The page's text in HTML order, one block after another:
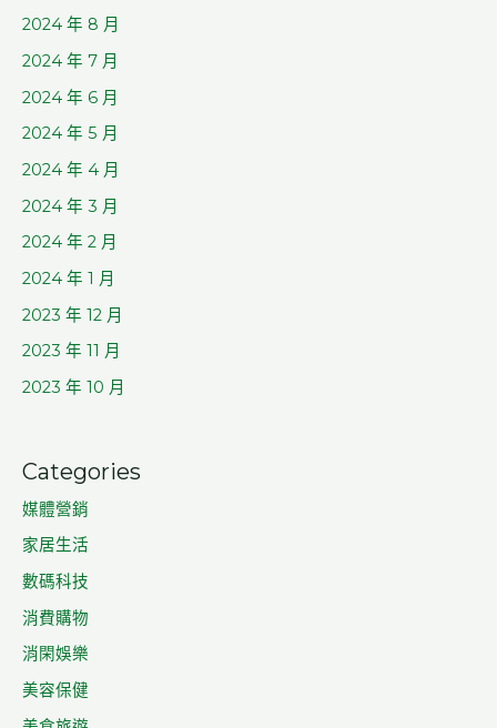
2024 年 8 月
2024 年 7 月
2024 年 6 月
2024 年 5 月
2024 年 4 月
2024 年 3 月
2024 年 2 月
2024 年 1 月
2023 年 12 月
2023 年 11 月
2023 年 10 月
Categories
媒體營銷
家居生活
數碼科技
消費購物
消閑娛樂
美容保健